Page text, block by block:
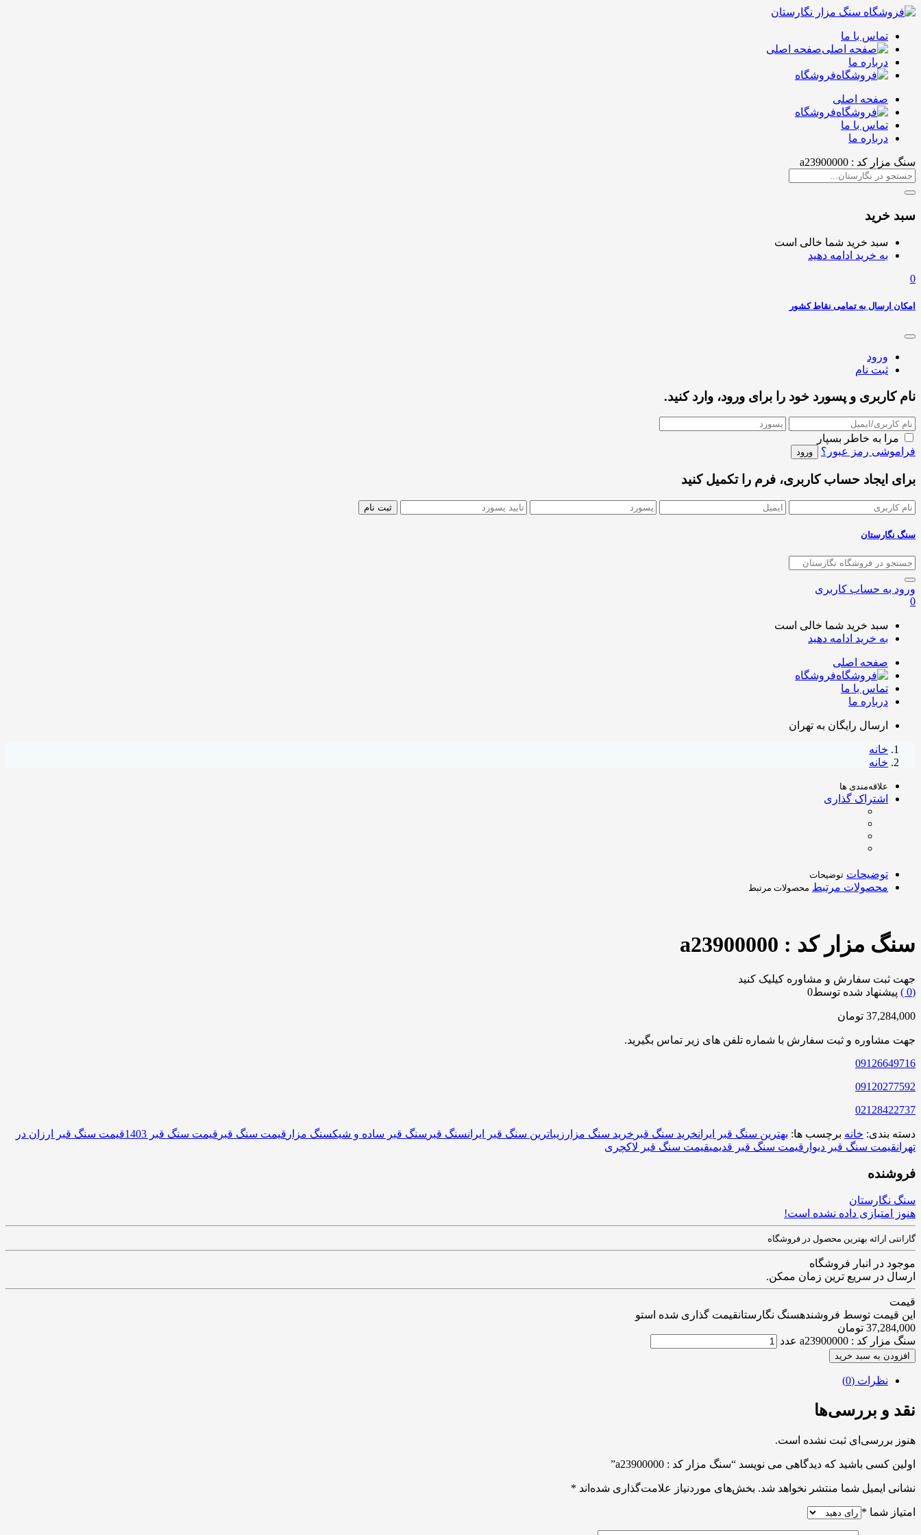
تماس با ما
صفحه اصلی
درباره ما
فروشگاه
صفحه اصلی
فروشگاه
تماس با ما
درباره ما
سنگ مزار کد : a23900000
سبد خرید
سبد خرید شما خالی است
به خرید ادامه دهید
0
امکان ارسال به تمامی نقاط کشور
ورود
ثبت نام
نام کاربری و پسورد خود را برای ورود، وارد کنید.
مرا به خاطر بسپار
فراموشی رمز عبور؟
برای ایجاد حساب کاربری، فرم را تکمیل کنید
سنگ نگارستان
ورود به حساب کاربری
0
سبد خرید شما خالی است
به خرید ادامه دهید
صفحه اصلی
فروشگاه
تماس با ما
درباره ما
ارسال رایگان به تهران
خانه
خانه
علاقه‌مندی ها
اشتراک گذاری
توضیحات توضیحات
محصولات مرتبط محصولات مرتبط
سنگ مزار کد : a23900000
جهت ثبت سفارش و مشاوره کیلیک کنید
0
) پیشنهاد شده توسط0
37,284,000 تومان
جهت مشاوره و ثبت سفارش با شماره تلفن های زیر تماس بگیرید.
09126649716
09120277592
02128422737
دسته بندی: خانه برچسب ها: بهترین سنگ قبر ایرانخرید سنگ قبر خرید سنگ مزار زیباترین سنگ قبر ایرانسنگ قبر سنگ قبر ساده و شیکسنگ مزار قیمت سنگ قبر قیمت سنگ قبر 1403
قیمت سنگ قبر ارزان در
تهرانقیمت سنگ قبر دیوار قیمت سنگ قبر قدیمیقیمت سنگ قبر لاکچری
فروشنده
سنگ نگارستان
هنوز امتیازی داده نشده است!
گارانتی ارائه بهترین محصول در فروشگاه
موجود در انبار فروشگاه
ارسال در سریع ترین زمان ممکن.
قیمت
این قیمت توسط فروشندهسنگ نگارستانقیمت گذاری شده استو
37,284,000 تومان
سنگ مزار کد : a23900000 عدد
افزودن به سبد خرید
نظرات (0)
نقد و بررسی‌ها
هنوز بررسی‌ای ثبت نشده است.
اولین کسی باشید که دیدگاهی می نویسد “سنگ مزار کد : a23900000”
نشانی ایمیل شما منتشر نخواهد شد. بخش‌های موردنیاز علامت‌گذاری شده‌اند *
امتیاز شما *